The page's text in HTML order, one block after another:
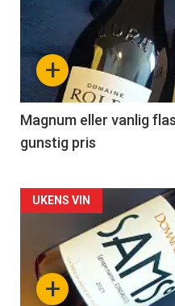
akkurat
nå
3
+
Magnum eller vanlig
gunstig pris
Forsiden
akkurat
nå+
UKENS VIN